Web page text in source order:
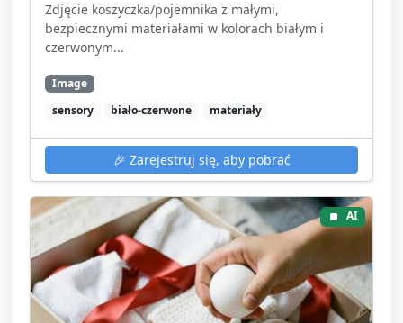
Zdjęcie koszyczka/pojemnika z małymi,
bezpiecznymi materiałami w kolorach białym i
czerwonym...
Image
sensory
biało-czerwone materiały
🎉 Zarejestruj się, aby pobrać
AI